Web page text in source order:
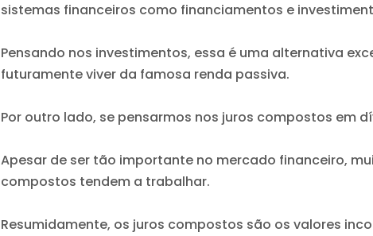
sistemas financeiros como financiamentos e
Pensando nos investimentos, essa é uma alternativa
futuramente viver da famosa renda passiva.
Por outro lado, se pensarmos nos juros compostos em
Apesar de ser tão importante no mercado financeiro,
compostos tendem a trabalhar.
Resumidamente, os juros compostos são os valores